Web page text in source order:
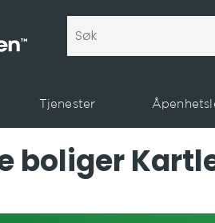
Tjenester
boliger